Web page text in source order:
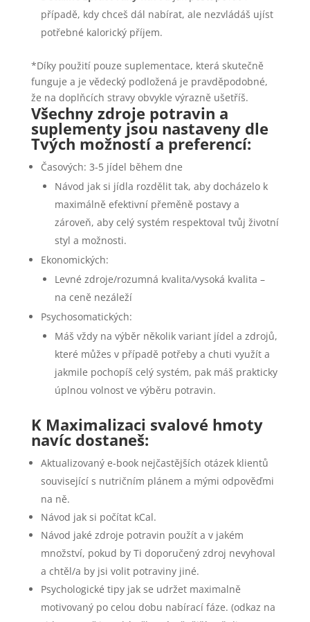
případě, kdy chceš dál nabírat, ale nezvládáš ujíst
potřebné kalorický příjem.
*Díky použití pouze suplementace, která skutečně
funguje a je vědecký podložená je pravděpodobné,
že na doplňcích stravy obvykle výrazně ušetříš.
Všechny zdroje potravin a
suplementy jsou nastaveny dle
Tvých možností a preferencí:
Časových: 3-5 jídel během dne
Návod jak si jídla rozdělit tak, aby docházelo k
maximálně efektivní přeměně postavy a
zároveň, aby celý systém respektoval tvůj životní
styl a možnosti.
Ekonomických:
Levné zdroje/rozumná kvalita/vysoká kvalita –
na ceně nezáleží
Psychosomatických:
Máš vždy na výběr několik variant jídel a zdrojů,
které můžes v případě potřeby a chuti využít a
jakmile pochopíš celý systém, pak máš prakticky
úplnou volnost ve výběru potravin.
K Maximalizaci svalové hmoty
navíc dostaneš:
Aktualizovaný e-book nejčastějších otázek klientů
související s nutričním plánem a mými odpověďmi
na ně.
Návod jak si počítat kCal.
Návod jaké zdroje potravin použít a v jakém
množství, pokud by Ti doporučený zdroj nevyhoval
a chtěl/a by jsi volit potraviny jiné.
Psychologické tipy jak se udržet maximalně
motivovaný po celou dobu nabírací fáze. (odkaz na